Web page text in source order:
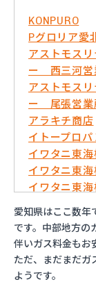
KONPURO
Pグロリア愛
アストモス
ー 西三河営
アストモス
ー 尾張営業
アラキチ商店
イトープロ
イワタニ東
イワタニ東
イワタニ東
イワタニ東
およべプロパ
ガスショッ
ガステック
ガステック
愛知県はここ数年
です。中部地方の
伴いガス料金もお
ただ、まだまだガ
ようです。